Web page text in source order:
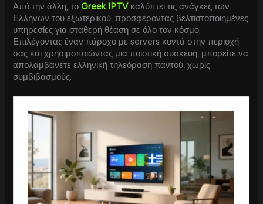
Από την άλλη, τοGreek IPTVκαλύπτει τις ανάγκες των
Ελλήνων του εξωτερικού, προσφέροντας βελτιστοποιημένες
υπηρεσίες για σταθερή θέαση σε όλο τον κόσμο.
Επιλέγοντας έναν πάροχο με servers κοντά στην περιοχή
σας και χρησιμοποιώντας μια ποιοτική συσκευή, μπορείτε να
απολαμβάνετε ελληνική τηλεόραση παντού, χωρίς
συμβιβασμούς.